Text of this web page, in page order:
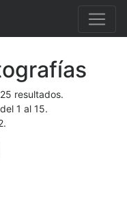
resultados.
1 al 15.